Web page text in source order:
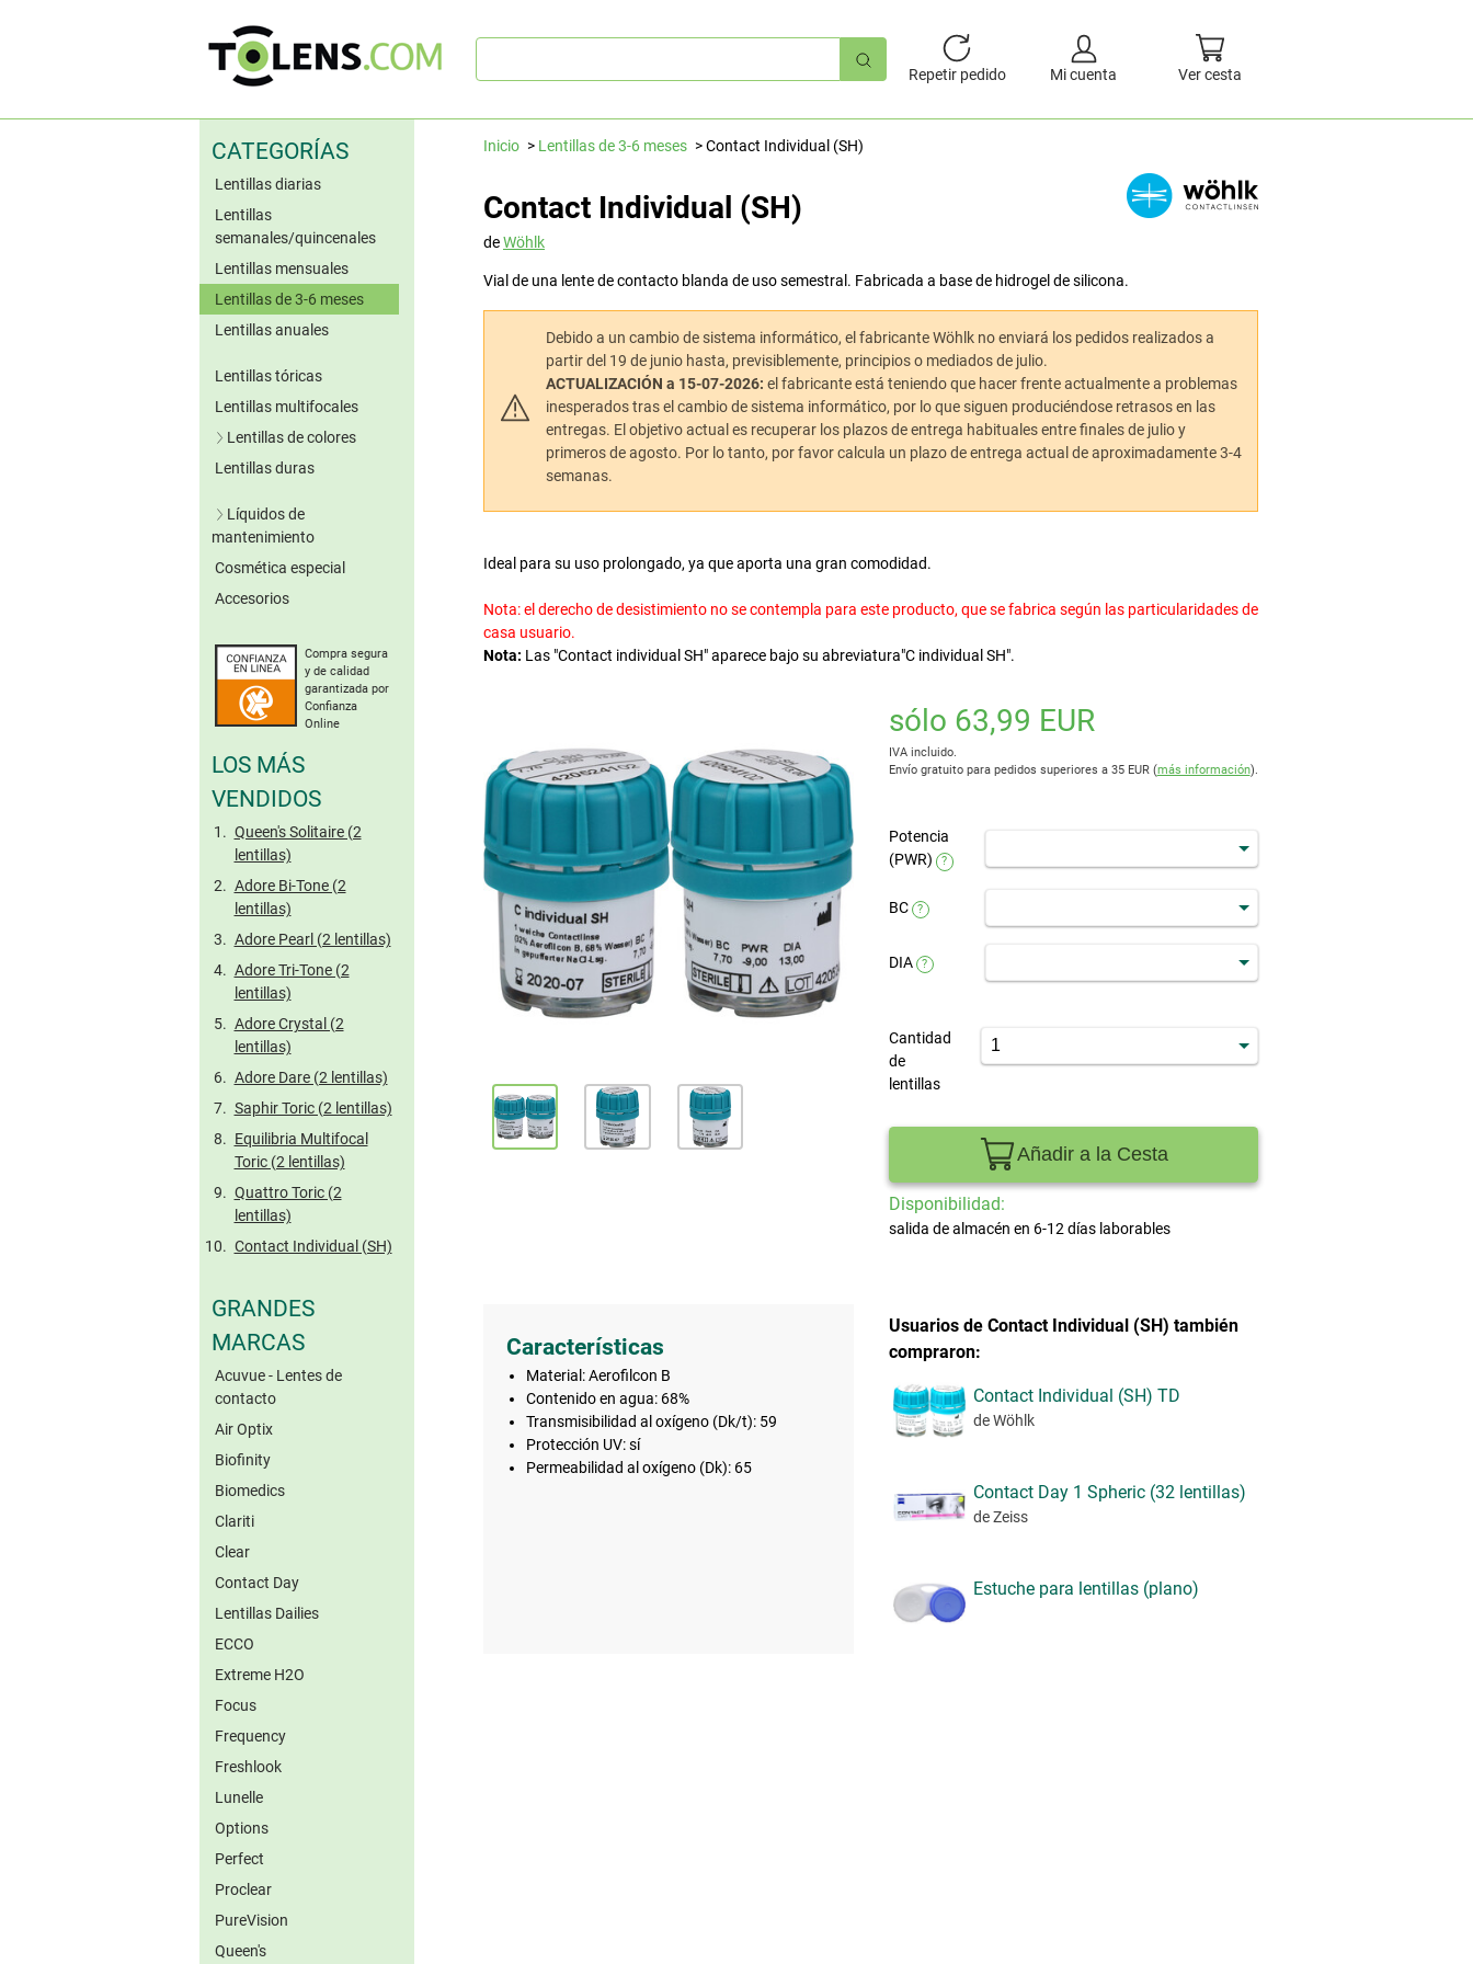
Búsqueda
Repetir pedido Mi cuenta Ver cesta
CATEGORÍAS
Lentillas diarias
Lentillas
semanales/quincenales
Lentillas mensuales
Lentillas de 3-6 meses
Lentillas anuales
Lentillas tóricas
Lentillas multifocales
Lentillas de colores
Lentillas azules
Lentillas grises
Lentillas marrones
Otros colores
colores
Lentillas duras
Líquidos de
mantenimiento
Soluciones únicas
Sin conserv.
Sistemas de peróxido
Solución salina
Gotas oculares
Cuidado de lentillas
Tamaño viaje
Cosmética especial
Accesorios
Compra segura
y de calidad
garantizada por
Confianza
Online
LOS MÁS
VENDIDOS
Queen's Solitaire (2
lentillas)
Adore Bi-Tone (2
lentillas)
Adore Pearl (2 lentillas)
Adore Tri-Tone (2
lentillas)
Adore Crystal (2
lentillas)
Adore Dare (2 lentillas)
Saphir Toric (2 lentillas)
Equilibria Multifocal
Toric (2 lentillas)
Quattro Toric (2
lentillas)
Contact Individual (SH)
GRANDES
MARCAS
Acuvue - Lentes de
contacto
Air Optix
Biofinity
Biomedics
Clariti
Clear
Contact Day
Lentillas Dailies
ECCO
Extreme H2O
Focus
Frequency
Freshlook
Lunelle
Options
Perfect
Proclear
PureVision
Queen's
Inicio Lentillas de 3-6 meses Contact Individual (SH)
Contact Individual (SH)
deWöhlk
Vial de una lente de contacto blanda de uso semestral. Fabricada a base de hidrogel de silicona.
Debido a un cambio de sistema informático, el fabricante Wöhlk no enviará los pedidos realizados a
partir del 19 de junio hasta, previsiblemente, principios o mediados de julio.
ACTUALIZACIÓN a 15-07-2026: el fabricante está teniendo que hacer frente actualmente a problemas
inesperados tras el cambio de sistema informático, por lo que siguen produciéndose retrasos en las
entregas. El objetivo actual es recuperar los plazos de entrega habituales entre finales de julio y
primeros de agosto. Por lo tanto, por favor calcula un plazo de entrega actual de aproximadamente 3-4
semanas.
Ideal para su uso prolongado, ya que aporta una gran comodidad.
Nota: el derecho de desistimiento no se contempla para este producto, que se fabrica según las particularidades de
casa usuario.
Nota: Las "Contact individual SH" aparece bajo su abreviatura"C individual SH".
sólo 63,99 EUR
IVA incluido.
Envío gratuito para pedidos superiores a 35 EUR (más información).
Potencia
(PWR)
?
BC ?
DIA ?
Cantidad
de
lentillas
Añadir a la Cesta
Disponibilidad:
salida de almacén en 6-12 días laborables
Características
Material: Aerofilcon B
Contenido en agua: 68%
Transmisibilidad al oxígeno (Dk/t): 59
Protección UV: sí
Permeabilidad al oxígeno (Dk): 65
Usuarios de Contact Individual (SH) también
compraron:
Contact Individual (SH) TD
de Wöhlk
Contact Day 1 Spheric (32 lentillas)
de Zeiss
Estuche para lentillas (plano)